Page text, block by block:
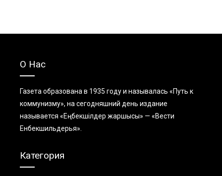
О Нас
Газета образована в 1935 году и называлась «Путь к
коммунизму», на сегодняшний день издание
называется «Еңбекшiлдер жаршысы» — «Вести
Енбекшильдерья».
Категория